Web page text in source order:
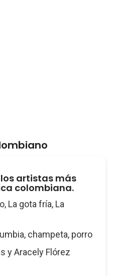
artistas más
colombiana.
La gota fría, La
champeta, porro
y Aracely Flórez